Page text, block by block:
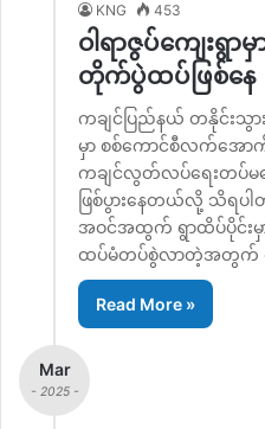
KNG 453
ဝါရာဇွပ်ကျေးရွာ
တိုက်ပွဲထပ်ဖြစ်နေ
ကချင်ပြည်နယ် တနိုင်းသွား
မှာ စစ်ကောင်စီလက်အော
ကချင်လွတ်လပ်ရေးတပ်မတ
ဖြစ်ပွားနေတယ်လို့ သိရပါ
အဝင်အထွက် ရွာထိပ်ပိုင်းမှာ
ထပ်မံတပ်စွဲလာတဲ့အတွက် ဝ
Read More »
Mar
- 2025 -